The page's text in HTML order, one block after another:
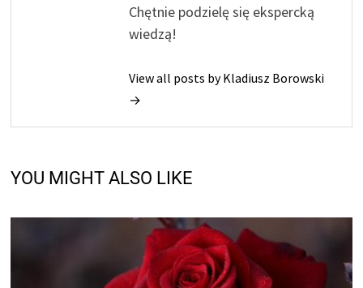
Chętnie podzielę się ekspercką
wiedzą!
View all posts by Kladiusz Borowski
→
YOU MIGHT ALSO LIKE